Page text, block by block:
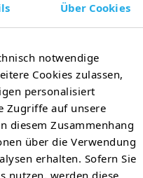
Über Cookies
notwendige
Cookies zulassen,
personalisiert
Zugriffe auf unsere
diesem Zusammenhang
über die Verwendung
erhalten. Sofern Sie
nutzen, werden diese
GmbH & Co. KG über.
und
bleiben
unberührt.
des
an die TEN
& Co. KG unter